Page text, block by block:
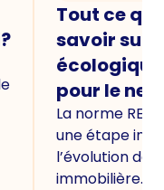
Tout ce
savoir sur
écologique
pour le
La norme
une étape
l’évolution de
immobilière.